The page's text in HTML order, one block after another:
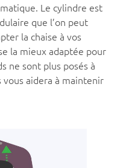
Le cylindre est
que l’on peut
la chaise à vos
la mieux adaptée pour
ne sont plus posés à
aidera à maintenir